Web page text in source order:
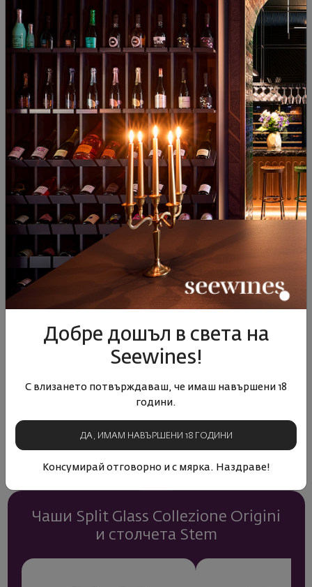
Столче за чаша
Trebonn Split Glass
Черно 1 бр.
12.90€ / 25.23 лв.
КУПИ
Столче за чаша
Trebonn Split Glass
Червено 1 бр.
12.90€ / 25.23 лв.
КУПИ
Trebonn Split Glass
12.90€ / 25.23 лв.
КУПИ
Trebonn Split Glass
12.90€ / 25.23 лв.
КУПИ
Чаши Split Glass Collezione Origini
и столчета Stem
Добре дошъл в света на
Seewines!
С влизането потвърждаваш, че имаш навършени 18
години.
ДА, ИМАМ НАВЪРШЕНИ 18 ГОДИНИ
Консумирай отговорно и с мярка. Наздраве!